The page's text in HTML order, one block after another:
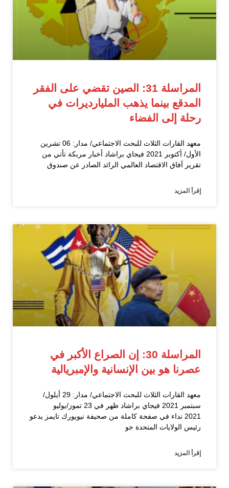
المراسلة 31: الصين تقضي على الفقر
المدقع بينما يذهب المليارديرات في
رحلة إلى الفضاء
معهد القارات الثلاث للبحث الاجتماعي/ مدار: 06 تشرين
الأول/ أكتوبر 2021 فيجاي براشاد أخبار مربكة تأتي من
تقرير آفاق الاقتصاد العالمي الرائد الصادر عن صندوق
إقرأ المزيد
المراسلة 30: إن الصراع الأكبر في
عصرنا هو بين الإنسانية والإمبريالية
معهد القارات الثلاث للبحث الاجتماعي/ مدار: 29 أيلول/
سبتمبر 2021 فيجاي براشاد ظهر في 23 تموز/يوليو
2021 نداء في صفحة كاملة من صحيفة نيويورك تايمز يدعو
رئيس الولايات المتحدة جو
إقرأ المزيد